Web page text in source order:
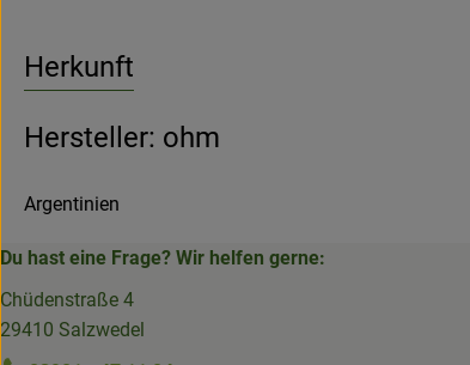
Herkunft
Hersteller: ohm
Argentinien
Du hast eine Frage? Wir helfen gerne:
Chüdenstraße 4
29410 Salzwedel